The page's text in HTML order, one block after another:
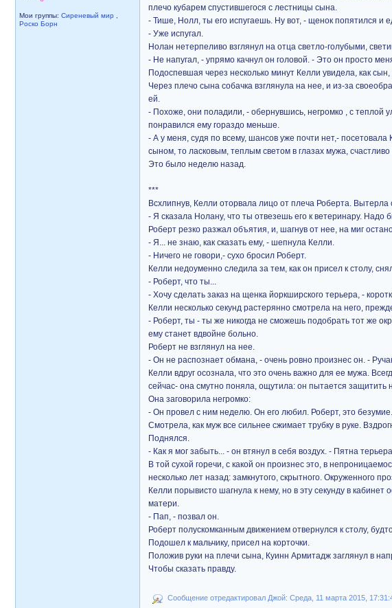
Мои группы: Сиреневый мир
Роско Борн
плечо кубарем спустившегося с лестницы сына.
- Тише, Нолл, ты его испугаешь. Ну вот, - щенок попятился и
- Уже испугал.
Нолан нетерпеливо взглянул на отца светло-голубыми,
- Не напугал, - упрямо качнул он головой. - Это он просто
Подоспевшая через несколько минут Келли увидела, как
Через плечо сына собачка взглянула на нее, и из-за
ей.
- Похоже, они поладили, - обернувшись, негромко , с теплой
понравился ему гораздо меньше.
- А у меня, судя по всему, шансов уже почти нет,-
сыном, то ласковым, теплым светом в глазах мужа,
Это было неделю назад.
***
Всхлипнув, Келли оторвала лицо от плеча Роберта.
- Я сказала Нолану, что ты отвезешь его к ветеринару. Надо
Роберт резко разжал объятия, и, шагнув от нее, на миг
- Я... не знаю, как сказать ему, - шепнула Келли.
- Ничего не говори,- сухо бросил Роберт.
Келли недоуменно следила за тем, как он присел к столу,
- Роберт, что ты...
- Хочу сделать заказ на щенка йоркширского терьера, -
Келли несколько секунд растерянно смотрела на него,
- Роберт, ты - ты же никогда не сможешь подобрать тот же
ему станет вдвойне больно.
Роберт не взглянул на нее.
- Он не распознает обмана, - очень ровно произнес он. -
Келли вдруг осознала, что это очень важно для ее мужа.
сейчас- она смутно поняла, ощутила: он пытается защитить
Она заговорила негромко:
- Он провел с ним неделю. Он его любил. Роберт, это безумие.
Смотрела, как муж все сильнее сжимает трубку в руке.
Поднялся.
- Как я мог забыть... - он втянул в себя воздух. - Пятна
В той сухой горечи, с какой он произнес это, в
несколько лет назад: замкнутого, скрытного. Окруженного
Келли порывисто шагнула к нему, но в эту секунду в
матери.
- Пап, - позвал он.
Роберт полускомканным движением отвернулся к столу,
Подошел к мальчику, присел на корточки.
Положив руки на плечи сына, Куинн Армитадж заглянул в
Чтобы сказать правду.
Сообщение отредактировал Джой: Среда, 11 марта 2015,